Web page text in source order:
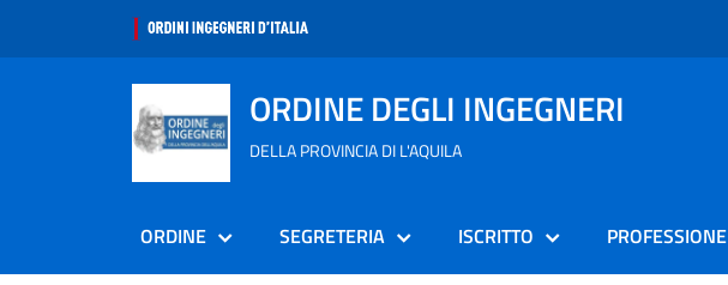
ORDINE DEGLI INGEGNERI
DELLA PROVINCIA DI L'AQUILA
ORDINE SEGRETERIA ISCRITTO PROFESSIONE